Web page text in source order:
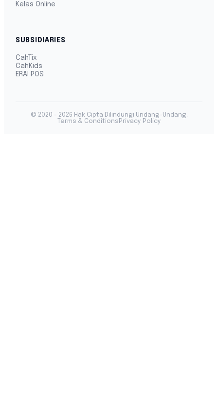
Kelas Online
SUBSIDIARIES
CahTix
CahKids
ERAI POS
© 2020 - 2026 Hak Cipta Dilindungi Undang-Undang.
Terms & Conditions Privacy Policy